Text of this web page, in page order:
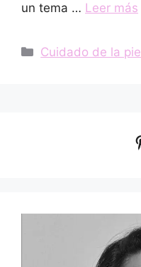
un tema … Leer más
Categorías
Cuidado de la